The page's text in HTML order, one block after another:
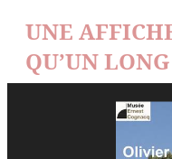
UNE
QU’UN